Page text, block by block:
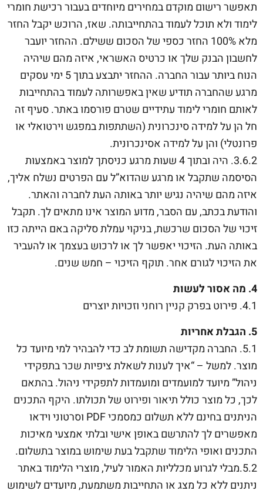
תאפשר רישום מוקדם במחירים מיוחדים בעבור רכישת חומרי
לימוד ולא תוכל לעמוד בהתחייבותה. שאז, הרוכש יקבל החזר
מלא 100% החזר כספי של הסכום ששילם. ההחזר יועבר
לחשבון הבנק שלך או כרטיס האשראי, איזה מהם שיהיה
הנוח ביותר עבור החברה. ההחזר יתבצע בתוך 5 ימי עסקים
מרגע שהחברה תודיע שאין באפשרותה לעמוד בהתחייבות
לאותם חומרי לימוד עתידיים שטרם פורסמו באתר. סעיף זה
חל הן על למידה סינכרונית (השתתפות במפגש וירטואלי או
פרונטלי) והן על למידה אסינכרונית.
3.6.2. היה ובתוך 4 שעות מרגע כניסתך למוצר באמצעות
הסיסמה שתקבל או מרגע שהדוא”ל עם הפרטים נשלח אליך,
איזה מהם שיהיה נגיש יותר באותה העת לחברה והאתר.
והודעת בכתב, עם הסבר, מדוע המוצר אינו מתאים לך. תקבל
זיכוי של הסכום שרכשת, בניקוי עמלת סליקה באם הייתה כזו
באותה העת. הזיכוי יאפשר לך או לרכוש בעצמך או להעביר
את הזיכוי לגורם אחר. תוקף הזיכוי – חמש שנים.
4. מה אסור לעשות
4.1. פירוט בפרק קניין רוחני וזכויות יוצרים
5. הגבלת אחריות
5.1. החברה מקדישה תשומת לב כדי להבהיר למי מיועד כל
מוצר. למשל – “איך לענות לשאלת ציפיות שכר בתפקידי
ניהול” מיועד למועמדים ומועמדות לתפקידי ניהול. בהתאם
לכך, כל מוצר כולל תיאור ופירוט של תכולתו. היקף התכנים
הניתנים בחינם ללא תשלום כמסמכי PDF וסרטוני וידאו
מאפשרים לך להתרשם באופן אישי ובלתי אמצעי מאיכות
התכנים ואופי הלימוד שתקבל בעת שימוש במוצר בתשלום.
5.2.מבלי לגרוע מכלליות האמור לעיל, מוצרי הלימוד באתר
ניתנים ללא כל מצג או התחייבות משתמעת, מיועדים לשימוש